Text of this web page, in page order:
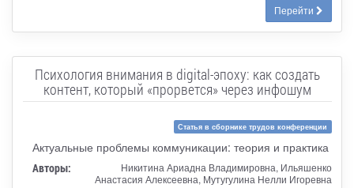
Перейти
Психология внимания в digital-эпоху: как создать
контент, который «прорвется» через инфошум
Статья в сборнике трудов конференции
Актуальные проблемы коммуникации: теория и практика
Авторы:
Никитина Ариадна Владимировна, Ильяшенко
Анастасия Алексеевна, Мутугулина Нелли Игоревна